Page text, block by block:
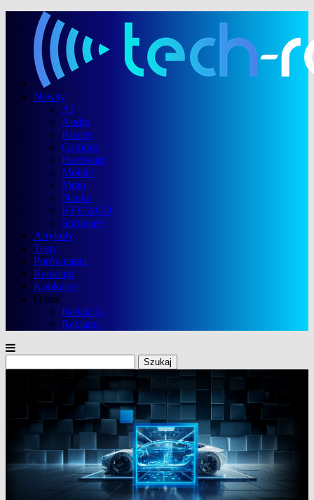
Newsy
AI
Audio
Biznes
Gaming
Hardware
Mobile
Moto
Nauka
RTV/AGD
Software
Artykuły
Testy
Porównania
Rankingi
Konkursy
O nas
Redakcja
Reklama